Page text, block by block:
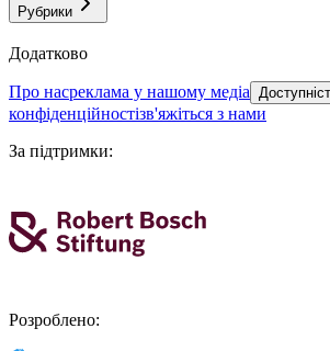
Рубрики
Додатково
про насреклама у нашому медіа
конфіденційностізв'яжіться з нами
За підтримки:
Розроблено: